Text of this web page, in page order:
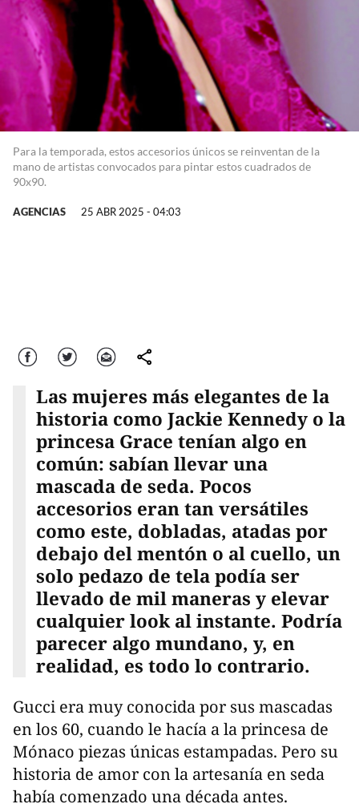
Para la temporada, estos accesorios únicos se reinventan de la
mano de artistas convocados para pintar estos cuadrados de
90x90.
AGENCIAS 25 ABR 2025 - 04:03
Facebook Twitter Correo comparte
Las mujeres más elegantes de la
historia como Jackie Kennedy o la
princesa Grace tenían algo en
común: sabían llevar una
mascada de seda. Pocos
accesorios eran tan versátiles
como este, dobladas, atadas por
debajo del mentón o al cuello, un
solo pedazo de tela podía ser
llevado de mil maneras y elevar
cualquier look al instante. Podría
parecer algo mundano, y, en
realidad, es todo lo contrario.
Gucci era muy conocida por sus mascadas
en los 60, cuando le hacía a la princesa de
Mónaco piezas únicas estampadas. Pero su
historia de amor con la artesanía en seda
había comenzado una década antes.